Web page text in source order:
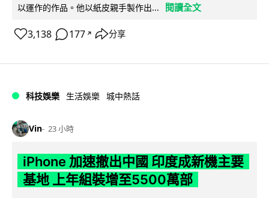
以運作的作品。他以紙皮親手製作出...
閱讀全文
3,138 177 ↗ 分享
科技娛樂 生活娛樂 城中熱話
Vin 23 小時
iPhone 加速撤出中國 印度成新機主要
基地 上年組裝增至5500萬部